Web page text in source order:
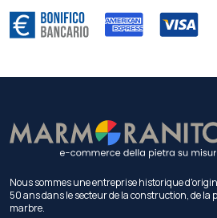
Nous sommes une entreprise historique
50 ans dans le secteur de la construction, de la
marbre.